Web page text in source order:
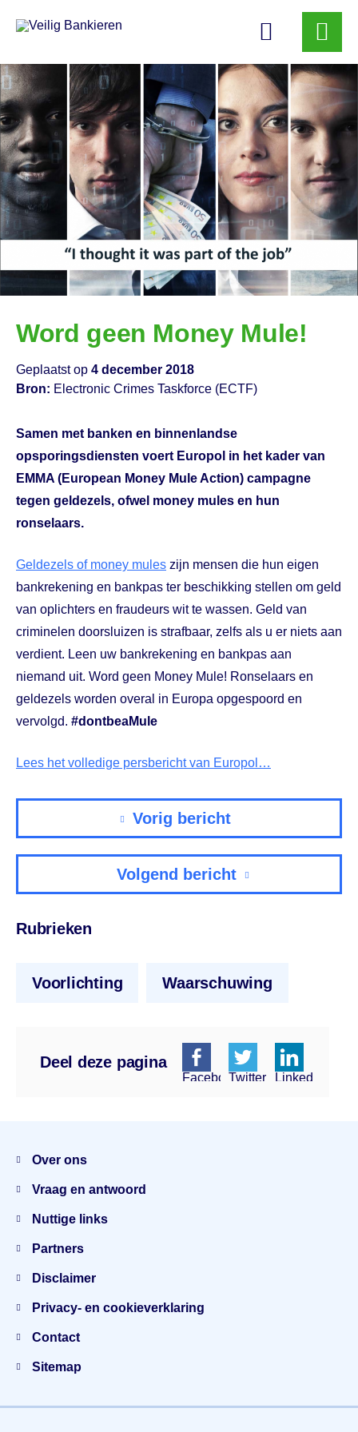
Veilig
Bankieren
Word geen Money Mule!
Geplaatst op 4 december 2018
Bron: Electronic Crimes Taskforce (ECTF)
Samen met banken en binnenlandse
opsporingsdiensten voert Europol in het kader van
EMMA (European Money Mule Action) campagne
tegen geldezels, ofwel money mules en hun
ronselaars.
Geldezels of money mules zijn mensen die hun eigen
bankrekening en bankpas ter beschikking stellen om geld
van oplichters en fraudeurs wit te wassen. Geld van
criminelen doorsluizen is strafbaar, zelfs als u er niets aan
verdient. Leen uw bankrekening en bankpas aan
niemand uit. Word geen Money Mule! Ronselaars en
geldezels worden overal in Europa opgespoord en
vervolgd. #dontbeaMule
Lees het volledige persbericht van Europol…
Vorig bericht
Volgend bericht
Rubrieken
Voorlichting Waarschuwing
Deel deze pagina
FacebookTwitter Linkedin
Over ons
Vraag en antwoord
Nuttige links
Partners
Disclaimer
Privacy- en cookieverklaring
Contact
Sitemap